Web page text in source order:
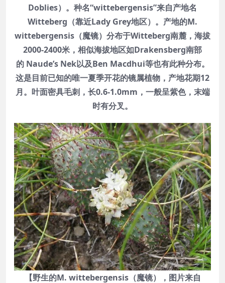
Doblies）。种名“wittebergensis”来自产地名
Witteberg（靠近Lady Grey地区）。产地的M.
wittebergensis（魔镜）分布于Witteberg南麓，海拔
2000-2400米，相似海拔地区如Drakensberg南部
的 Naude’s Nek以及Ben Macdhui等也有此种分布。
这是目前已知的唯一夏季开花的镜属植物，产地花期12
月。叶面密具毛刺，长0.6-1.0mm，一般呈紫色，末端
时有分叉。
【野生的M. wittebergensis（魔镜），图片来自